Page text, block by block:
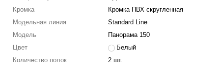
Кромка
Кромка ПВХ скругленная
Модельная линия
Standard Line
Модель
Панорама 150
Цвет
Белый
Количество полок
2 шт.